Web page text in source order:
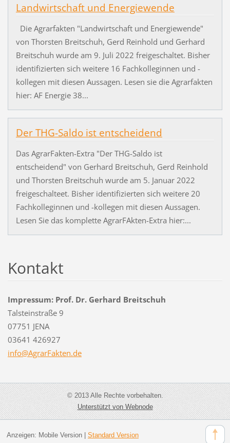
Landwirtschaft und Energiewende
Die Agrarfakten "Landwirtschaft und Energiewende"
von Thorsten Breitschuh, Gerd Reinhold und Gerhard
Breitschuh wurde am 9. Juli 2022 freigeschaltet. Bisher
identifizierten sich weitere 16 Fachkolleginnen und -
kollegen mit diesen Aussagen. Lesen sie die Agrarfakten
hier: AF Energie 38...
Der THG-Saldo ist entscheidend
Das AgrarFakten-Extra "Der THG-Saldo ist
entscheidend" von Gerhard Breitschuh, Gerd Reinhold
und Thorsten Breitschuh wurde am 5. Januar 2022
freigeschalteet. Bisher identifizierten sich weitere 20
Fachkolleginnen und -kollegen mit diesen Aussagen.
Lesen Sie das komplette AgrarFAkten-Extra hier:...
Kontakt
Impressum: Prof. Dr. Gerhard Breitschuh
Talsteinstraße 9
07751 JENA
03641 426927
info@AgrarFakten.de
© 2013 Alle Rechte vorbehalten.
Unterstützt von Webnode
Anzeigen: Mobile Version| Standard Version